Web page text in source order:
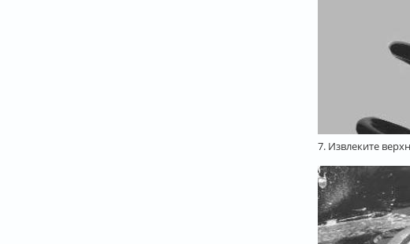
7. Извлеките